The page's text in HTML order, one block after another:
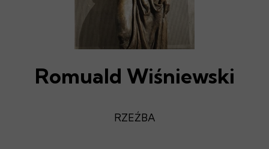
Romuald Wiśniewski
RZEŹBA